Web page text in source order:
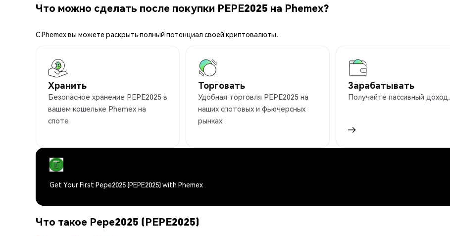
Что можно сделать после покупки PEPE2025 на Phemex?
С Phemex вы можете раскрыть полный потенциал своей криптовалюты.
Хранить
Безопасное хранение PEPE2025 в
вашем кошельке Phemex на
споте
Торговать
Удобная торговля PEPE2025 на
наших спотовых и фьючерсных
рынках
Зарабатывать
Получайте пассивный доход.
Get Your First Pepe2025 (PEPE2025) with Phemex
Что такое Pepe2025 (PEPE2025)